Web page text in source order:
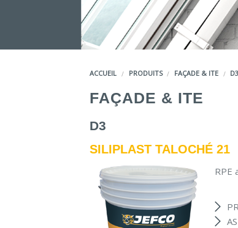
ACCUEIL PRODUITS FAÇADE & ITE D3
FAÇADE & ITE
D3
SILIPLAST TALOCHÉ 21
RPE